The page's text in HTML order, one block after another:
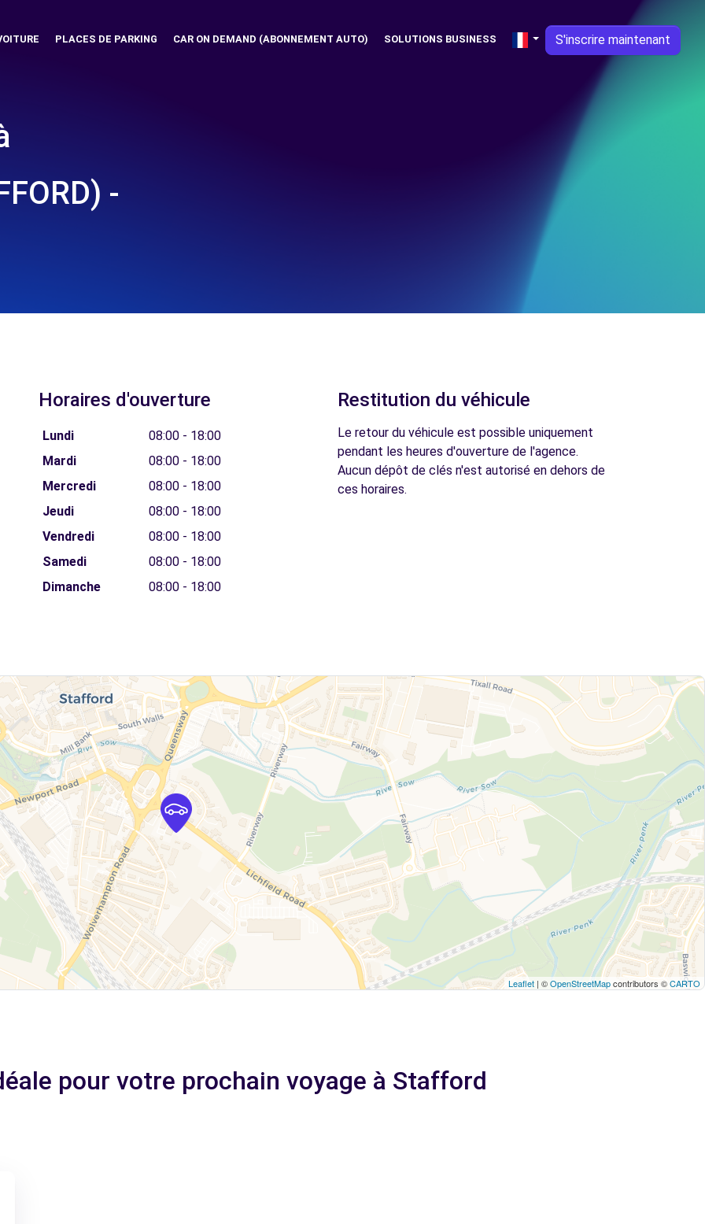
PLACES DE PARKING CAR ON DEMAND (ABONNEMENT AUTO) SOLUTIONS BUSINESS S'inscrire maintenant
-
Horaires d'ouverture
Lundi
08:00 - 18:00
Mardi
08:00 - 18:00
Mercredi
08:00 - 18:00
Jeudi
08:00 - 18:00
Vendredi
08:00 - 18:00
Samedi
08:00 - 18:00
Dimanche
08:00 - 18:00
Restitution du véhicule
Le retour du véhicule est possible uniquement
pendant les heures d'ouverture de l'agence.
Aucun dépôt de clés n'est autorisé en dehors de
ces horaires.
Leaflet | ©OpenStreetMapcontributors ©CARTO
pour votre prochain voyage à Stafford